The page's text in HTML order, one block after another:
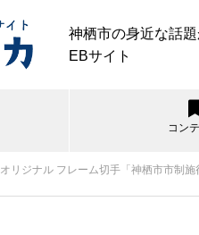
神栖市の身近な話
EBサイト
コン
遊ぶ
オリジナル フレーム切手「神栖市市制施